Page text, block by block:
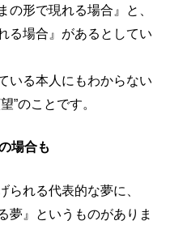
の形で現れる場合』と、
る場合』があるとしてい
いる本人にもわからない
”のことです。
場合も
られる代表的な夢に、
夢』というものがありま